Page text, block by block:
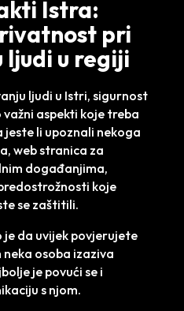
Istra:
pri
ljudi u regiji
ljudi u Istri, sigurnost
aspekti koje treba
jeste li upoznali nekoga
web stranica za
događanjima,
koje
se zaštitili.
je da uvijek povjerujete
osoba izaziva
je povući se i
s njom.